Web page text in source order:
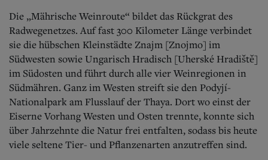
Die „Mährische Weinroute“ bildet das Rückgrat des
Radwegenetzes. Auf fast 300 Kilometer Länge verbindet
sie die hübschen Kleinstädte Znajm [Znojmo] im
Südwesten sowie Ungarisch Hradisch [Uherské Hradiště]
im Südosten und führt durch alle vier Weinregionen in
Südmähren. Ganz im Westen streift sie den Podyjí-
Nationalpark am Flusslauf der Thaya. Dort wo einst der
Eiserne Vorhang Westen und Osten trennte, konnte sich
über Jahrzehnte die Natur frei entfalten, sodass bis heute
viele seltene Tier- und Pflanzenarten anzutreffen sind.